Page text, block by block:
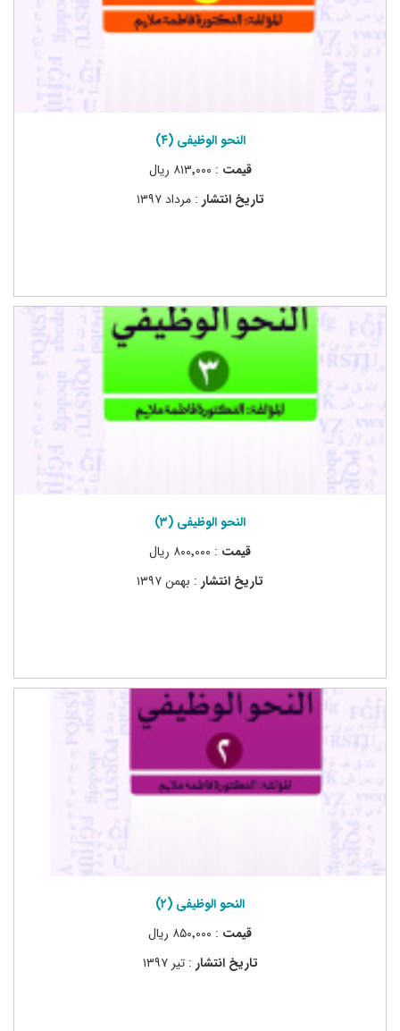
النحو الوظیفی (۴)
قیمت : ۸۱۳٬۰۰۰ ریال
تاریخ انتشار : مرداد ۱۳۹۷
النحو الوظیفی (۳)
قیمت : ۸۰۰٬۰۰۰ ریال
تاریخ انتشار : بهمن ۱۳۹۷
النحو الوظیفی (۲)
قیمت : ۸۵۰٬۰۰۰ ریال
تاریخ انتشار : تیر ۱۳۹۷